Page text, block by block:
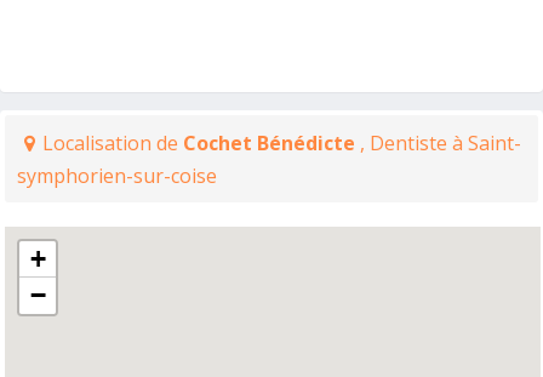
Localisation de Cochet Bénédicte , Dentiste à Saint-
symphorien-sur-coise
+
−